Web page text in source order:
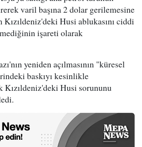
varil başına 2 dolar gerilemesine
Kızıldeniz'deki Husi ablukasını ciddi
işareti olarak
yeniden açılmasının "küresel
baskıyı kesinlikle
Kızıldeniz'deki Husi sorununu